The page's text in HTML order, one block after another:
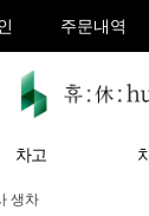
주문내역
차고
생차